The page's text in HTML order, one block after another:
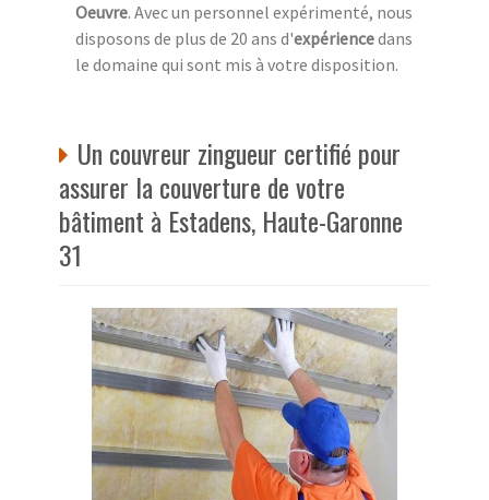
Oeuvre. Avec un personnel expérimenté, nous
disposons de plus de 20 ans d'expériencedans
le domaine qui sont mis à votre disposition.
Un couvreur zingueur certifié pour
assurer la couverture de votre
bâtiment à Estadens, Haute-Garonne
31